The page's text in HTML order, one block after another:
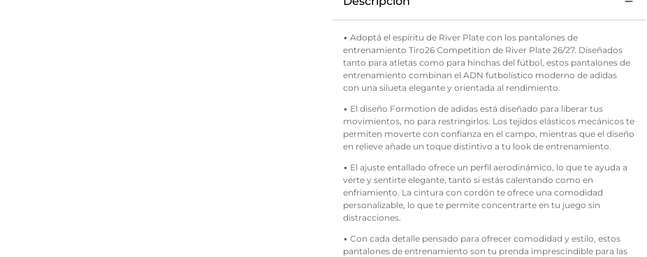
• Adoptá el espíritu de River Plate con los pantalones de
entrenamiento Tiro26 Competition de River Plate 26/27. Diseñados
tanto para atletas como para hinchas del fútbol, estos pantalones de
entrenamiento combinan el ADN futbolístico moderno de adidas
con una silueta elegante y orientada al rendimiento.
• El diseño Formotion de adidas está diseñado para liberar tus
movimientos, no para restringirlos. Los tejidos elásticos mecánicos te
permiten moverte con confianza en el campo, mientras que el diseño
en relieve añade un toque distintivo a tu look de entrenamiento.
• El ajuste entallado ofrece un perfil aerodinámico, lo que te ayuda a
verte y sentirte elegante, tanto si estás calentando como en
enfriamiento. La cintura con cordón te ofrece una comodidad
personalizable, lo que te permite concentrarte en tu juego sin
distracciones.
• Con cada detalle pensado para ofrecer comodidad y estilo, estos
pantalones de entrenamiento son tu prenda imprescindible para las